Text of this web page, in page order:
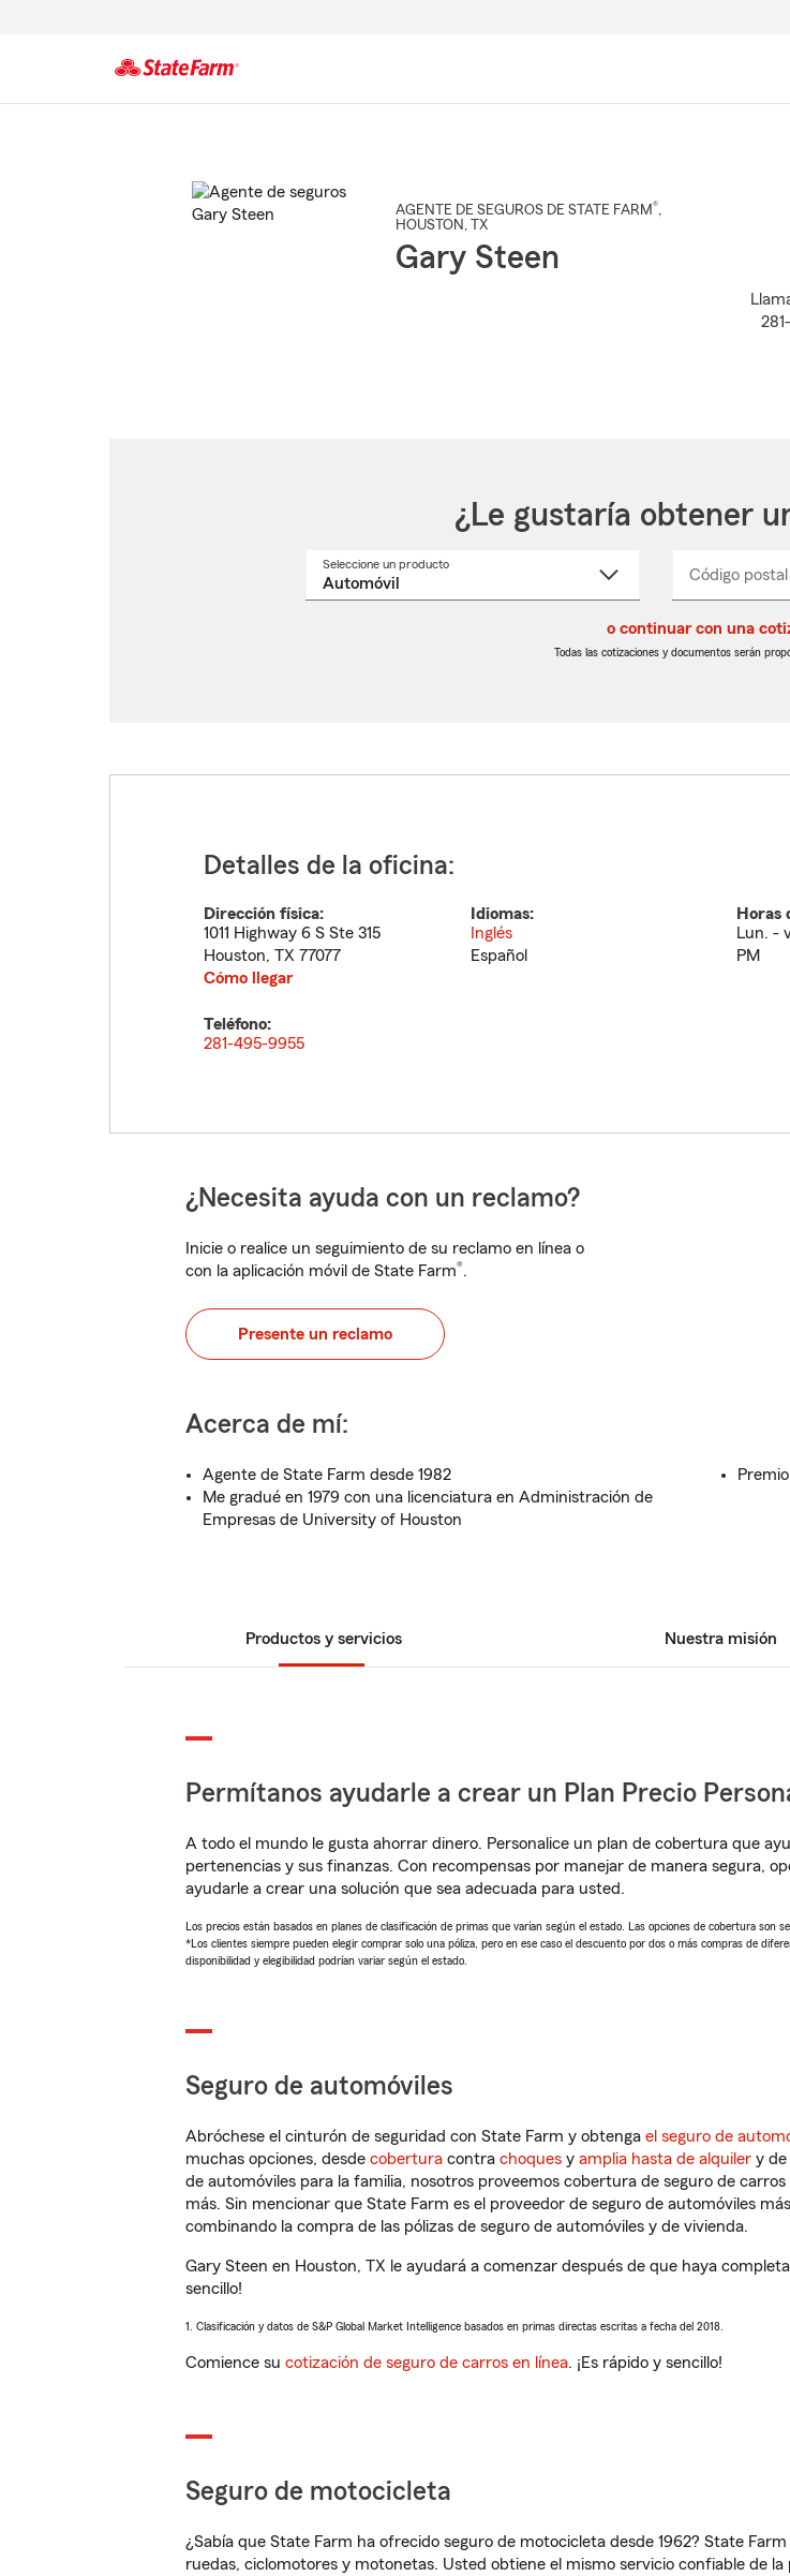
AGENTE DE SEGUROS DE STATE FARM®,
HOUSTON , TX
Gary Steen
¿Le gustaría obtener
Seleccione un productoSeleccione
Código postal
_____
o continuar con una
Todas las cotizaciones y documentos serán
Detalles de la oficina:
Dirección física:
1011 Highway 6 S Ste 315
Houston, TX 77077
Cómo llegar
Idiomas:
Inglés
Español
Horas
Lun. -
PM
Teléfono:
281-495-9955
¿Necesita ayuda con un reclamo?
Inicie o realice un seguimiento de su reclamo en línea o
con la aplicación móvil de State Farm®.
Presente un reclamo
Acerca de mí:
Agente de State Farm desde 1982
Me gradué en 1979 con una licenciatura en Administración de
Empresas de University of Houston
Productos y servicios Nuestra misión
Permítanos ayudarle a crear un Plan Precio
A todo el mundo le gusta ahorrar dinero. Personalice un plan de cobertura que
pertenencias y sus finanzas. Con recompensas por manejar de manera segura,
ayudarle a crear una solución que sea adecuada para usted.
Los precios están basados en planes de clasificación de primas que varían según el estado. Las opciones de cobertura son
*Los clientes siempre pueden elegir comprar solo una póliza, pero en ese caso el descuento por dos o más compras de
disponibilidad y elegibilidad podrían variar según el estado.
Seguro de automóviles
Abróchese el cinturón de seguridad con State Farm y obtenga el seguro de
muchas opciones, desde cobertura contra choques y amplia hasta de alquiler y de
de automóviles para la familia, nosotros proveemos cobertura de seguro de
más. Sin mencionar que State Farm es el proveedor de seguro de automóviles
combinando la compra de las pólizas de seguro de automóviles y de vivienda.
Gary Steen en Houston, TX le ayudará a comenzar después de que haya
sencillo!
1. Clasificación y datos de S&P Global Market Intelligence basados en primas directas escritas a fecha del 2018.
Comience su cotización de seguro de carros en línea. ¡Es rápido y sencillo!
Seguro de motocicleta
¿Sabía que State Farm ha ofrecido seguro de motocicleta desde 1962? State
ruedas, ciclomotores y motonetas. Usted obtiene el mismo servicio confiable de la